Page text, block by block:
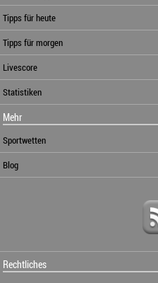
Tipps für heute
Tipps für morgen
Livescore
Statistiken
Mehr
Sportwetten
Blog
Rechtliches